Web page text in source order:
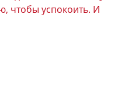
чтобы успокоить. И